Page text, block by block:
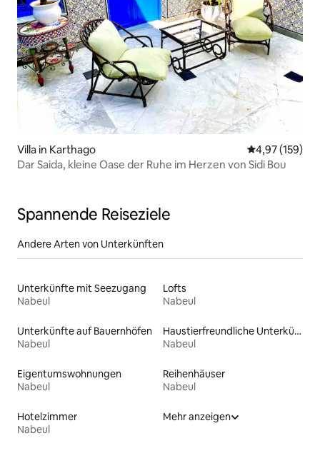
Villa in Karthago
4,97 (159)
Dar Saida, kleine Oase der Ruhe im Herzen von Sidi Bou
Spannende Reiseziele
Andere Arten von Unterkünften
Unterkünfte mit Seezugang
Nabeul
Lofts
Nabeul
Unterkünfte auf Bauernhöfen
Nabeul
Haustierfreundliche Unterkünfte
Nabeul
Eigentumswohnungen
Nabeul
Reihenhäuser
Nabeul
Hotelzimmer
Nabeul
Mehr anzeigen